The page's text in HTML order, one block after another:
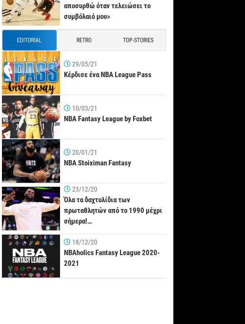
αποσυρθώ όταν τελειώσει το
συμβόλαιό μου»
EDITORIAL RETRO TOP-STORIES
29/05/21
Κέρδισε ένα NBA League Pass
10/03/21
NBA Fantasy League by Foxbet
20/01/21
NBA Stoiximan Fantasy
23/12/20
Όλα τα δαχτυλίδια των
πρωταθλητών από το 1990 μέχρι
σήμερα!…
18/12/20
NBAholics Fantasy League 2020-
2021